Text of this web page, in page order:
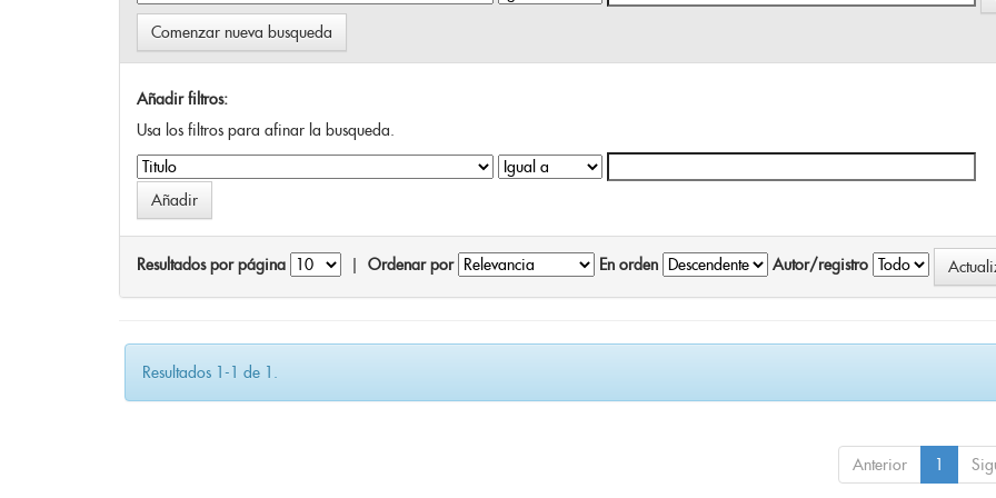
Comenzar nueva busqueda
Añadir filtros:
Usa los filtros para afinar la busqueda.
Resultados por página Ordenar por En orden Autor/registro
Resultados 1-1 de 1.
Anterior 1